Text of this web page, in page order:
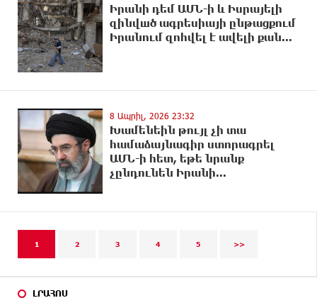
ԼՐԱՀՈՍ
Իրանի դեմ ԱՄՆ-ի և Իսրայելի
զինվшծ ագրեuիայի ընթացքում
Իրանում զnhվել է ավելի քան...
8 Ապրիլ, 2026 23:32
Խամենեին թույլ չի տա
համաձայնագիր ստորագրել
ԱՄՆ-ի հետ, եթե նրանք
չընդունեն Իրանի...
1 2 3 4 5 >>